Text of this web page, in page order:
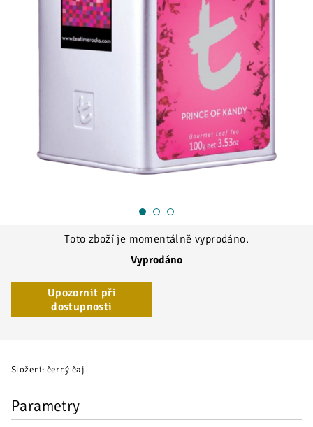
1 2 3
Toto zboží je momentálně vyprodáno.
Vyprodáno
Upozornit při
dostupnosti
Složení: černý čaj
Parametry